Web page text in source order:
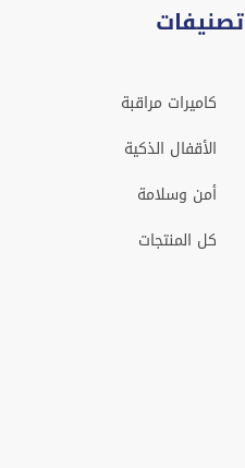
تصنيفات
كاميرات مراقبة
الأقفال الذكية
أمن وسلامة
كل المنتجات